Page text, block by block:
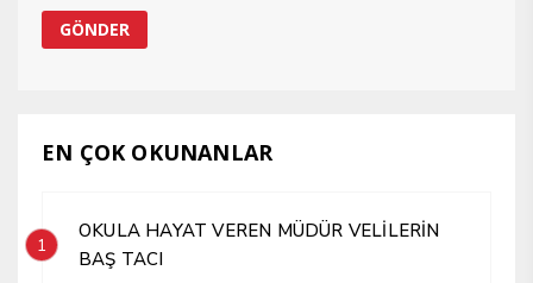
EN ÇOK OKUNANLAR
1
OKULA HAYAT VEREN MÜDÜR VELİLERİN
BAŞ TACI